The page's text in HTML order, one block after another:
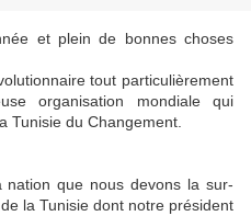
et plein de bonnes choses
tout particulièrement
organisation mondiale qui
Tunisie du Changement.
que nous devons la sur-
la Tunisie dont notre président